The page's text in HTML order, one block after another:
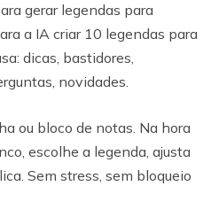
gerar legendas para
a IA criar 10 legendas para
dicas, bastidores,
novidades.
ou bloco de notas. Na hora
escolhe a legenda, ajusta
Sem stress, sem bloqueio